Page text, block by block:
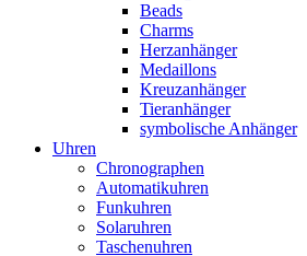
Beads
Charms
Herzanhänger
Medaillons
Kreuzanhänger
Tieranhänger
symbolische Anhänger
Uhren
Chronographen
Automatikuhren
Funkuhren
Solaruhren
Taschenuhren